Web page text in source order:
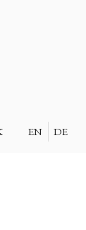
EN DE